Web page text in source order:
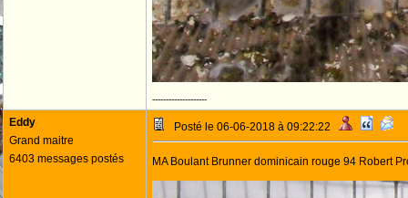
--------------------
Eddy
Grand maitre
6403 messages postés
Posté le 06-06-2018 à 09:22:22
MA Boulant Brunner dominicain rouge 94 Robert